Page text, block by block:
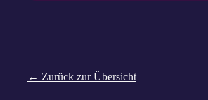
← Zurück zur Übersicht